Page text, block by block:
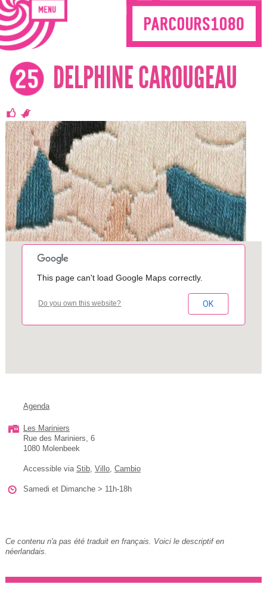
DELPHINE CAROUGEAU
This page can't load Google Maps correctly.
Do you own this website? OK
Agenda
Les Mariniers
Rue des Mariniers, 6
1080 Molenbeek
Accessible via Stib, Villo, Cambio
Samedi et Dimanche > 11h-18h
Ce contenu n'a pas été traduit en français. Voici le descriptif en
néerlandais.